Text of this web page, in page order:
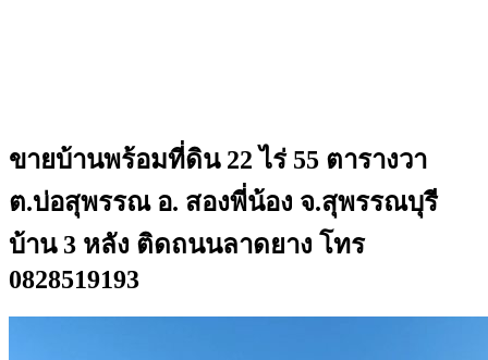
ขายบ้านพร้อมที่ดิน 22 ไร่ 55 ตารางวา
ต.บ่อสุพรรณ อ. สองพี่น้อง จ.สุพรรณบุรี
บ้าน 3 หลัง ติดถนนลาดยาง โทร
0828519193